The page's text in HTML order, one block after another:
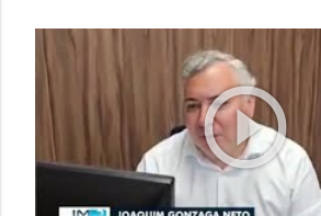
play_circle_outline